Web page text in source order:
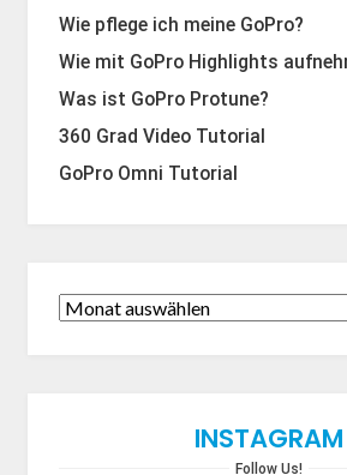
Wie pflege ich meine GoPro?
Wie mit GoPro Highlights
Was ist GoPro Protune?
360 Grad Video Tutorial
GoPro Omni Tutorial
INSTAGRAM
Follow Us!